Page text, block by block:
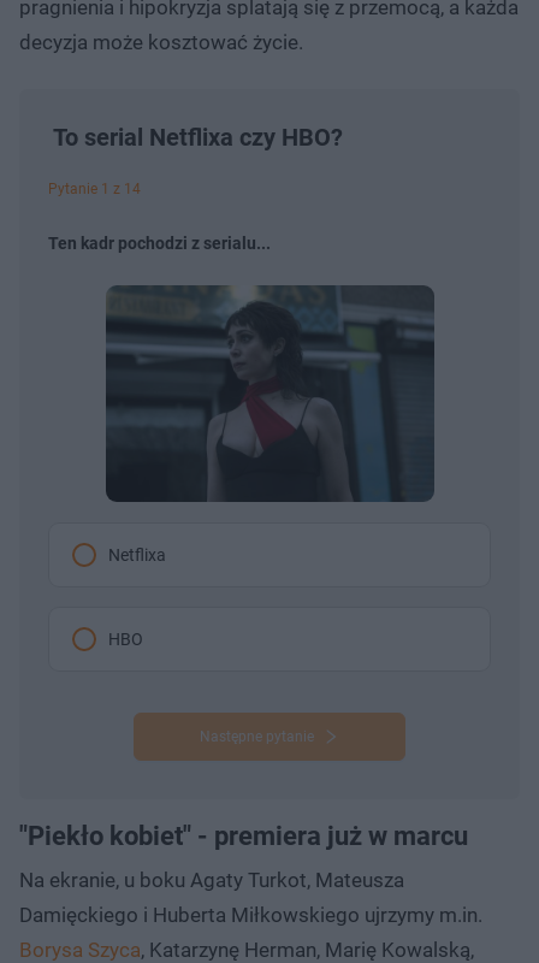
pragnienia i hipokryzja splatają się z przemocą, a każda
decyzja może kosztować życie.
To serial Netflixa czy HBO?
Pytanie 1 z 14
Ten kadr pochodzi z serialu...
Netflixa
HBO
Następne pytanie
"Piekło kobiet" - premiera już w marcu
Na ekranie, u boku Agaty Turkot, Mateusza
Damięckiego i Huberta Miłkowskiego ujrzymy m.in.
Borysa Szyca, Katarzynę Herman, Marię Kowalską,